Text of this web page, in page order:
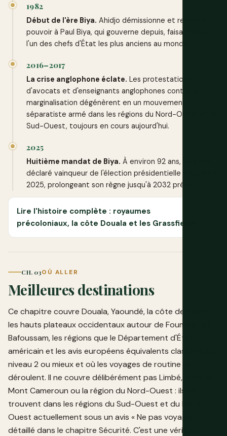
1982
Début de l'ère Biya. Ahidjo démissionne et remet le
pouvoir à Paul Biya, qui gouverne depuis, faisant de lui
l'un des chefs d'État les plus anciens au monde.
2016–2017
La crise anglophone éclate. Les protestations
d'avocats et d'enseignants anglophones contre la
marginalisation dégénèrent en un mouvement
séparatiste armé dans les régions du Nord-Ouest et du
Sud-Ouest, toujours en cours aujourd'hui.
2025
Huitième mandat de Biya. À environ 92 ans, Biya est
déclaré vainqueur de l'élection présidentielle d'octobre
2025, prolongeant son règne jusqu'à 2032 prévu.
Lire l'histoire complète : royaumes
précoloniaux, la côte Douala et les Grassfields
CH. 03OÙ ALLER
Meilleures destinations
Ce chapitre couvre Douala, Yaoundé, la côte de Kribi et
les hauts plateaux occidentaux autour de Foumban et
Bafoussam, les régions que le Département d'État
américain et les avis européens équivalents classent au
niveau 2 ou mieux et où les voyages de routine se
déroulent. Il ne couvre délibérément pas Limbé, Buéa, le
Mont Cameroun ou la région du Nord-Ouest : ils se
trouvent dans les régions du Sud-Ouest et du Nord-
Ouest actuellement sous un avis « Ne pas voyager »,
détaillé dans le chapitre Sécurité. C'est une véritable